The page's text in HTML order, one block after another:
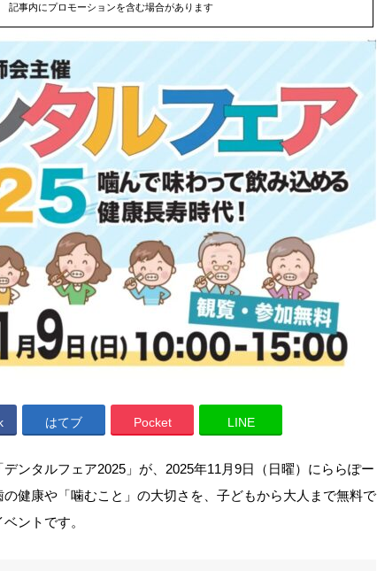
記事内にプロモーションを含む場合があります
はてブ Pocket LINE
ンタルフェア2025」が、2025年11月9日（日曜）にららぽー
健康や「噛むこと」の大切さを、子どもから大人まで無料で
ントです。